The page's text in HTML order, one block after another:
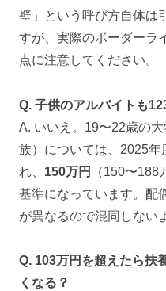
壁」という呼び方自体は
すが、実際のボーダーラ
点に注意してください。
Q. 子供のアルバイトも
A. いいえ。19〜22歳の
族）については、2025年
れ、 150万円
（150〜
基準になっています。配
が異なるので混同しない
Q. 103万円を超えたら扶
くなる？